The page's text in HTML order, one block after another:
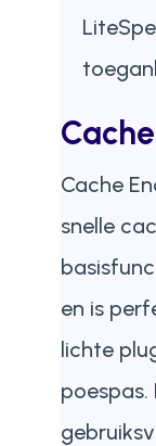
Cache
snelle
en is
lichte
poespas.